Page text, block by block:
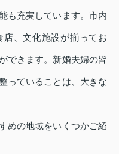
も充実しています。市内
、文化施設が揃ってお
できます。新婚夫婦の皆
っていることは、大きな
めの地域をいくつかご紹